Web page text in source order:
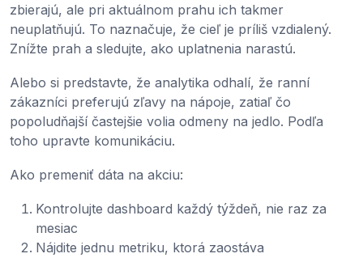
zbierajú, ale pri aktuálnom prahu ich takmer
neuplatňujú. To naznačuje, že cieľ je príliš vzdialený.
Znížte prah a sledujte, ako uplatnenia narastú.
Alebo si predstavte, že analytika odhalí, že ranní
zákazníci preferujú zľavy na nápoje, zatiaľ čo
popoludňajší častejšie volia odmeny na jedlo. Podľa
toho upravte komunikáciu.
Ako premeniť dáta na akciu:
Kontrolujte dashboard každý týždeň, nie raz za
mesiac
Nájdite jednu metriku, ktorá zaostáva